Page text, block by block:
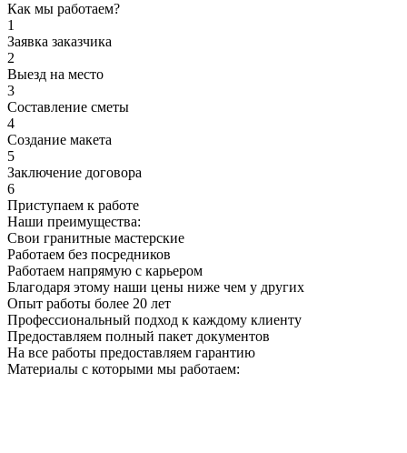
Как мы работаем?
1
Заявка заказчика
2
Выезд на место
3
Составление сметы
4
Создание макета
5
Заключение договора
6
Приступаем к работе
Наши преимущества:
Свои гранитные мастерские
Работаем без посредников
Работаем напрямую с карьером
Благодаря этому наши цены ниже чем у других
Опыт работы более 20 лет
Профессиональный подход к каждому клиенту
Предоставляем полный пакет документов
На все работы предоставляем гарантию
Материалы с которыми мы работаем: